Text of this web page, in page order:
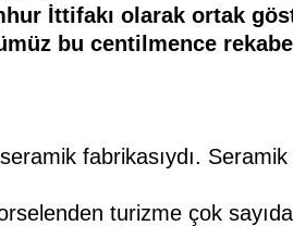
İttifakı olarak ortak
bu centilmence
fabrikasıydı.
turizme çok